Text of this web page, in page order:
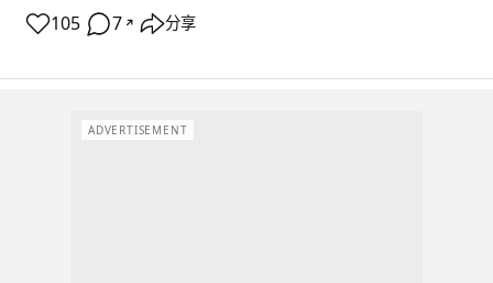
105 7 ↗ 分享
ADVERTISEMENT